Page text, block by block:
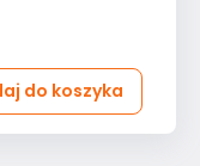
do koszyka